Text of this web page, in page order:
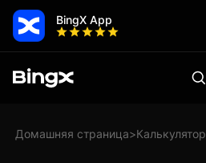
BingX App
Домашняя страница>Калькулятор